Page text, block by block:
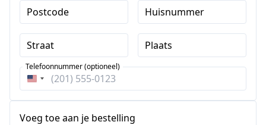
Postcode Huisnummer
Straat Plaats
Verenigde
Telefoonnummer (optioneel)
Voeg toe aan je bestelling